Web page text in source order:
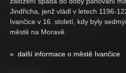
Jindřicha, jenž vládl v letech 1196-
Ivančice v 16. století, kdy byly
městě na Moravě.
» další informace o městě Ivančice